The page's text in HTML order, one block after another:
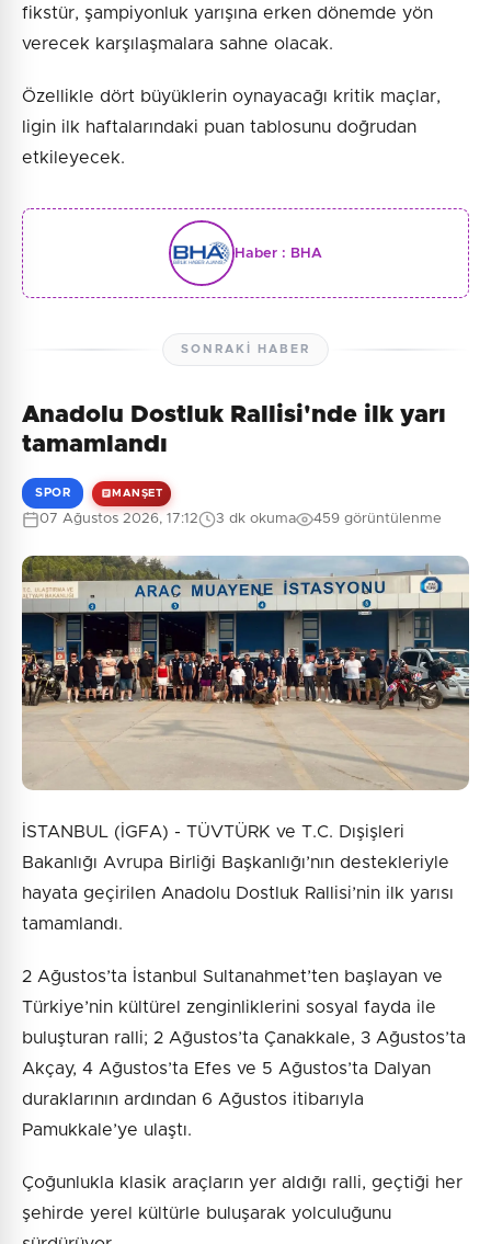
fikstür, şampiyonluk yarışına erken dönemde yön
verecek karşılaşmalara sahne olacak.
Özellikle dört büyüklerin oynayacağı kritik maçlar,
ligin ilk haftalarındaki puan tablosunu doğrudan
etkileyecek.
Haber : BHA
SONRAKI HABER
Anadolu Dostluk Rallisi'nde ilk yarı
tamamlandı
SPOR MANŞET
07 Ağustos 2026, 17:12 3 dk okuma 459 görüntülenme
İSTANBUL (İGFA) - TÜVTÜRK ve T.C. Dışişleri
Bakanlığı Avrupa Birliği Başkanlığı’nın destekleriyle
hayata geçirilen Anadolu Dostluk Rallisi’nin ilk yarısı
tamamlandı.
2 Ağustos’ta İstanbul Sultanahmet’ten başlayan ve
Türkiye’nin kültürel zenginliklerini sosyal fayda ile
buluşturan ralli; 2 Ağustos’ta Çanakkale, 3 Ağustos’ta
Akçay, 4 Ağustos’ta Efes ve 5 Ağustos’ta Dalyan
duraklarının ardından 6 Ağustos itibarıyla
Pamukkale’ye ulaştı.
Çoğunlukla klasik araçların yer aldığı ralli, geçtiği her
şehirde yerel kültürle buluşarak yolculuğunu